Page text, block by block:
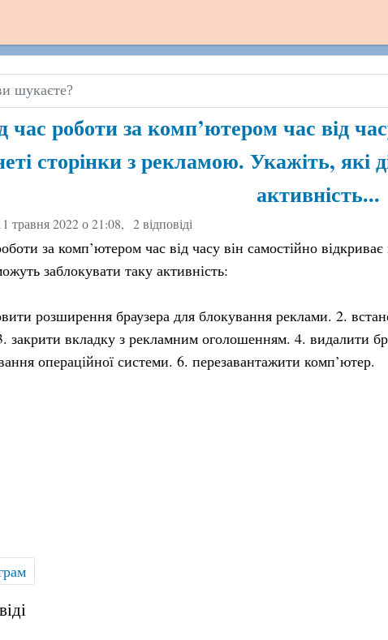
час роботи за комп’ютером час від
сторінки з рекламою. Укажіть, які
активність...
травня 2022 о 21:08, 2 відповіді
за комп’ютером час від часу він самостійно
заблокувати таку активність:
розширення браузера для блокування реклами. 2.
закрити вкладку з рекламним оголошенням. 4. видалити
операційної системи. 6. перезавантажити комп’ютер.